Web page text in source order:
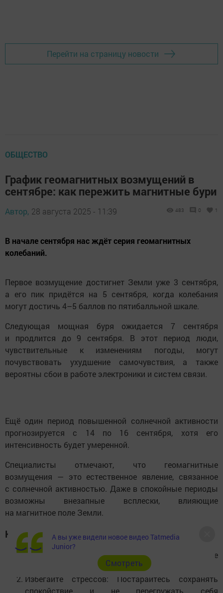
Перейти на страницу новости
ОБЩЕСТВО
График геомагнитных возмущений в
сентябре: как пережить магнитные бури
Автор, 28 августа 2025 - 11:39 483 0 1
В начале сентября нас ждёт серия геомагнитных
колебаний.
Первое возмущение достигнет Земли уже 3 сентября,
а его пик придётся на 5 сентября, когда колебания
могут достичь 4–5 баллов по пятибалльной шкале.
Следующая мощная буря ожидается 7 сентября
и продлится до 9 сентября. В этот период люди,
чувствительные к изменениям погоды, могут
почувствовать ухудшение самочувствия, а также
вероятны сбои в работе электроники и систем связи.
Ещё один период повышенной солнечной активности
прогнозируется с 14 по 16 сентября, хотя его
интенсивность будет умеренной.
Специалисты отмечают, что геомагнитные
возмущения — это естественное явление, связанное
с солнечной активностью. Даже в спокойные периоды
возможны внезапные всплески, влияющие
на магнитное поле Земли.
Как подготовиться к магнитным бурям:
Следите за прогнозами: Регулярно узнавайте
о предстоящих магнитных бурях.
Избегайте стрессов: Постарайтесь сохранять
спокойствие и не перегружать себя
А вы уже видели новое видео Tatmedia
Junior?
Cмотреть